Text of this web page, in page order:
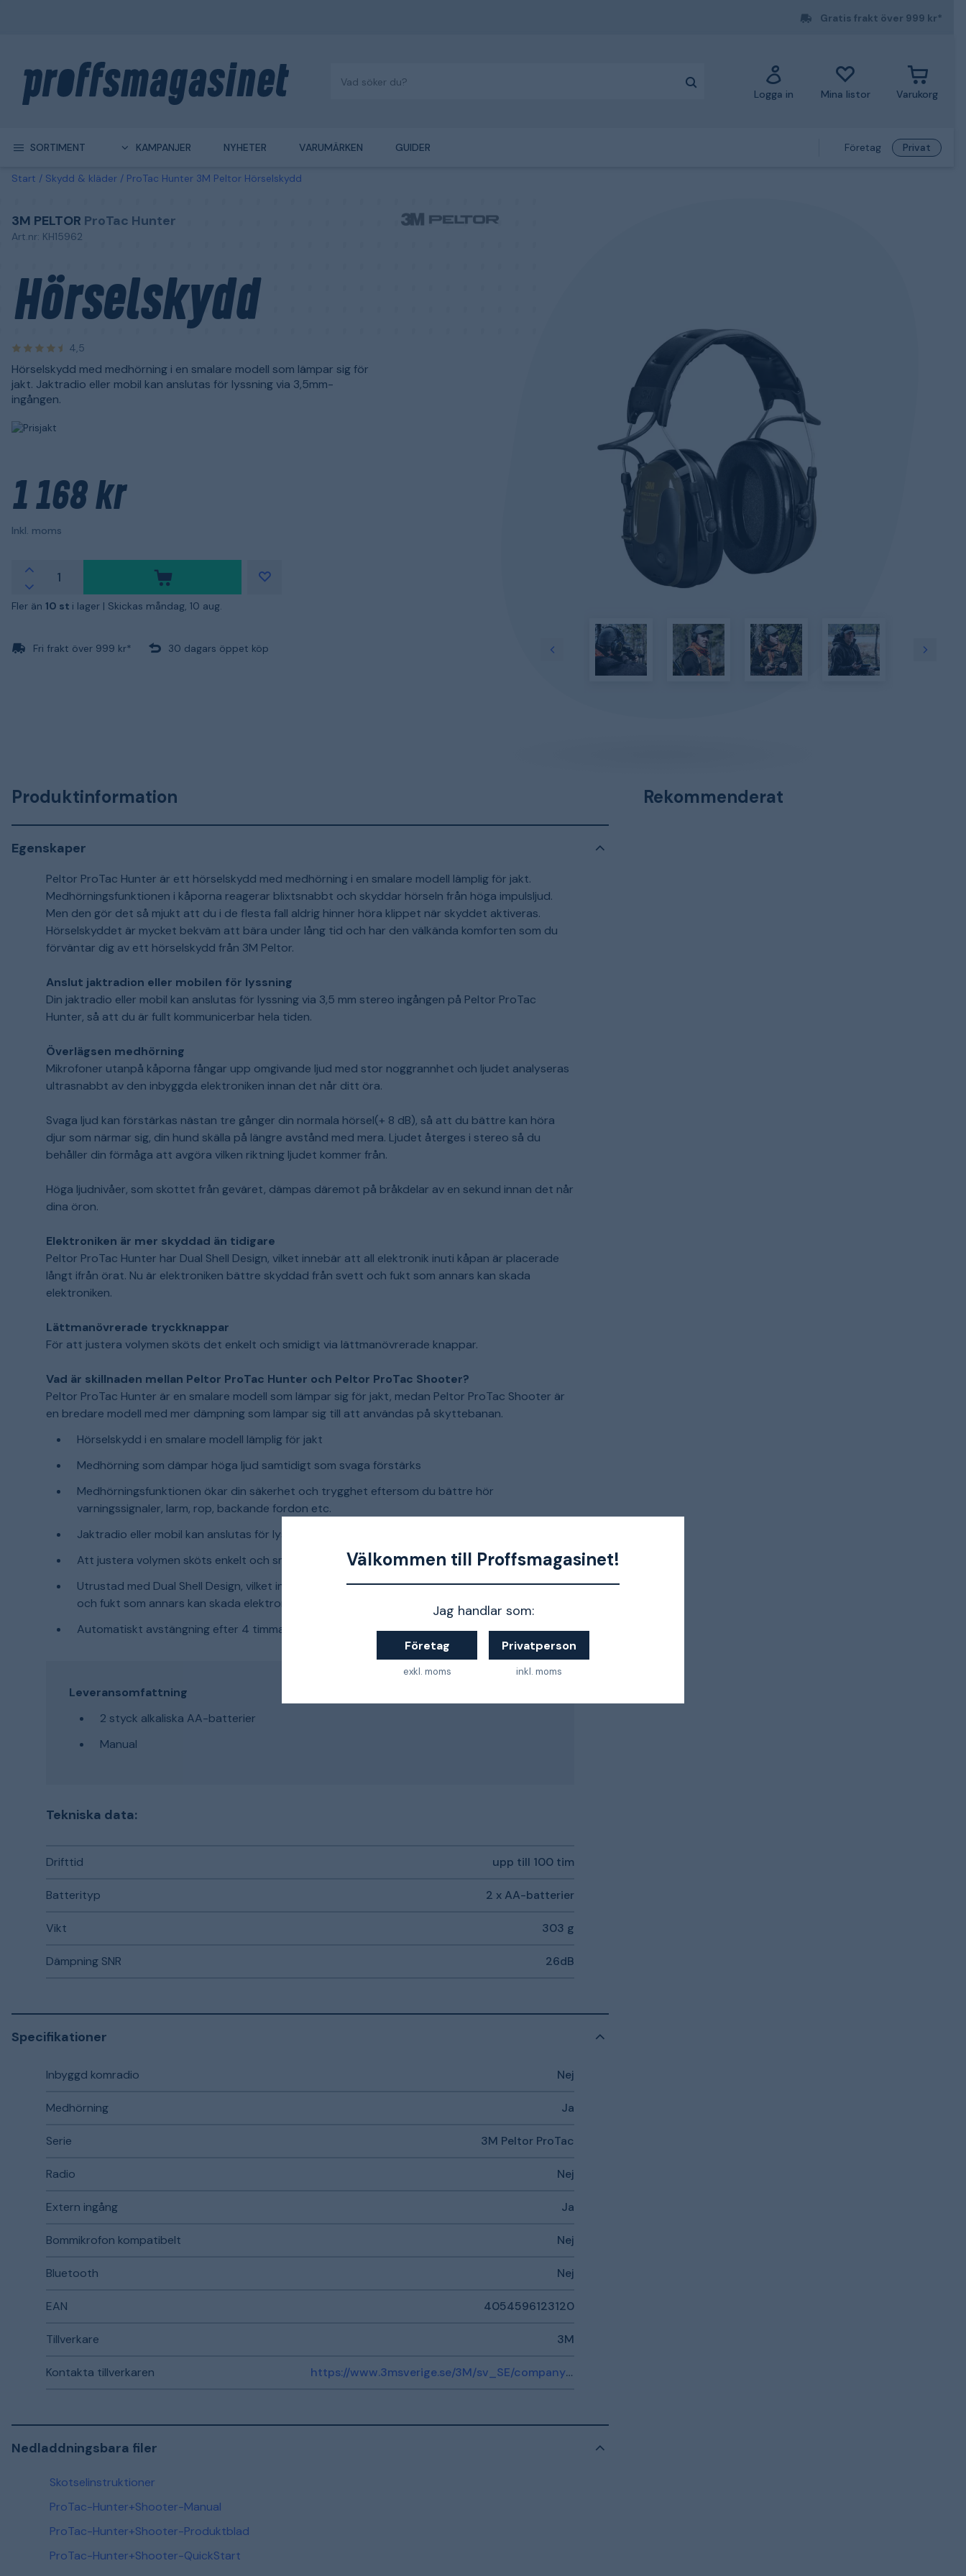
Välkommen till Proffsmagasinet!
Jag handlar som:
Företag
exkl. moms
Privatperson
inkl. moms
Gratis frakt över 999 kr*
Logga in Mina listor Varukorg
SORTIMENT KAMPANJER NYHETER VARUMÄRKEN GUIDER Företag Privat
Start Skydd & kläder ProTac Hunter 3M Peltor Hörselskydd
3M PELTOR ProTac Hunter
Art.nr: KH15962
Hörselskydd
4,5
Hörselskydd med medhörning i en smalare modell som lämpar sig för
jakt. Jaktradio eller mobil kan anslutas för lyssning via 3,5mm-
ingången.
1 168 kr
Inkl. moms
Fler än 10 st i lager | Skickas måndag, 10 aug.
Fri frakt över 999 kr* 30 dagars öppet köp
Produktinformation
Egenskaper
Peltor ProTac Hunter är ett hörselskydd med medhörning i en smalare modell lämplig för jakt.
Medhörningsfunktionen i kåporna reagerar blixtsnabbt och skyddar hörseln från höga impulsljud.
Men den gör det så mjukt att du i de flesta fall aldrig hinner höra klippet när skyddet aktiveras.
Hörselskyddet är mycket bekväm att bära under lång tid och har den välkända komforten som du
förväntar dig av ett hörselskydd från 3M Peltor.
Anslut jaktradion eller mobilen för lyssning
Din jaktradio eller mobil kan anslutas för lyssning via 3,5 mm stereo ingången på Peltor ProTac
Hunter, så att du är fullt kommunicerbar hela tiden.
Överlägsen medhörning
Mikrofoner utanpå kåporna fångar upp omgivande ljud med stor noggrannhet och ljudet analyseras
ultrasnabbt av den inbyggda elektroniken innan det når ditt öra.
Svaga ljud kan förstärkas nästan tre gånger din normala hörsel(+ 8 dB), så att du bättre kan höra
djur som närmar sig, din hund skälla på längre avstånd med mera. Ljudet återges i stereo så du
behåller din förmåga att avgöra vilken riktning ljudet kommer från.
Höga ljudnivåer, som skottet från geväret, dämpas däremot på bråkdelar av en sekund innan det når
dina öron.
Elektroniken är mer skyddad än tidigare
Peltor ProTac Hunter har Dual Shell Design, vilket innebär att all elektronik inuti kåpan är placerade
långt ifrån örat. Nu är elektroniken bättre skyddad från svett och fukt som annars kan skada
elektroniken.
Lättmanövrerade tryckknappar
För att justera volymen sköts det enkelt och smidigt via lättmanövrerade knappar.
Vad är skillnaden mellan Peltor ProTac Hunter och Peltor ProTac Shooter?
Peltor ProTac Hunter är en smalare modell som lämpar sig för jakt, medan Peltor ProTac Shooter är
en bredare modell med mer dämpning som lämpar sig till att användas på skyttebanan.
Hörselskydd i en smalare modell lämplig för jakt
Medhörning som dämpar höga ljud samtidigt som svaga förstärks
Medhörningsfunktionen ökar din säkerhet och trygghet eftersom du bättre hör
varningssignaler, larm, rop, backande fordon etc.
Jaktradio eller mobil kan anslutas för lyssning via 3,5mm-ingången
Att justera volymen sköts enkelt och smidigt via lättmanövrerade knappar
Utrustad med Dual Shell Design, vilket innebär att elektroniken är bättre skyddad från svett
och fukt som annars kan skada elektroniken
Automatiskt avstängning efter 4 timmar för att spara på batterierna
Leveransomfattning
2 styck alkaliska AA-batterier
Manual
Tekniska data:
Drifttid upp till 100 tim
Batterityp 2 x AA-batterier
Vikt 303 g
Dämpning SNR 26dB
Specifikationer
Inbyggd komradio Nej
Medhörning Ja
Serie 3M Peltor ProTac
Radio Nej
Extern ingång Ja
Bommikrofon kompatibelt Nej
Bluetooth Nej
EAN 4054596123120
Tillverkare 3M
Kontakta tillverkaren https://www.3msverige.se/3M/sv_SE/company-ndc/help-center/
Nedladdningsbara filer
Skotselinstruktioner
ProTac-Hunter+Shooter-Manual
ProTac-Hunter+Shooter-Produktblad
ProTac-Hunter+Shooter-QuickStart
Rekommenderat